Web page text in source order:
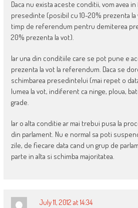
Daca nu exista aceste conditii, vom avea
presedinte (posibil cu 10-20% prezenta
timp de referendum pentru demiterea
20% prezenta la vot).
Iar una din conditiile care se pot pune e
prezenta la vot la referendum. Daca se
schimbarea presedintelui (mai repet o
lumea la vot, indiferent ca ninge, ploua,
grade.
Iar o alta conditie ar mai trebui pusa la
din parlament. Nu e normal sa poti
zile, de fiecare data cand un grup de
parte in alta si schimba majoritatea.
July 11, 2012 at 14:34